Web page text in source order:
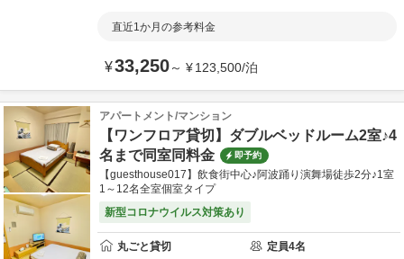
直近1か月の参考料金
¥33,250～ ¥123,500/泊
アパートメント/マンション
【ワンフロア貸切】ダブルベッドルーム2室♪4
名まで同室同料金
即予約
【guesthouse017】飲食街中心♪阿波踊り演舞場徒歩2分♪1室
1～12名全室個室タイプ
新型コロナウイルス対策あり
丸ごと貸切 定員4名